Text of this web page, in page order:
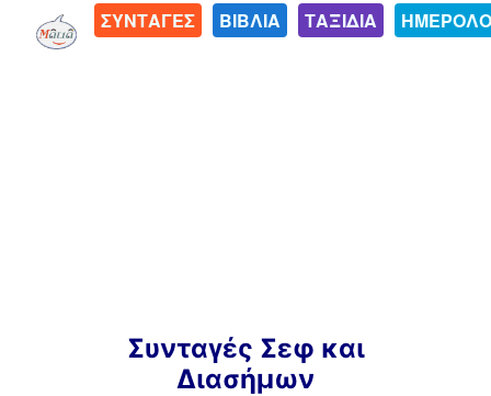
ΣΥΝΤΑΓΕΣ ΒΙΒΛΙΑ ΤΑΞΙΔΙΑ
Συνταγές Σεφ και
Διασήμων